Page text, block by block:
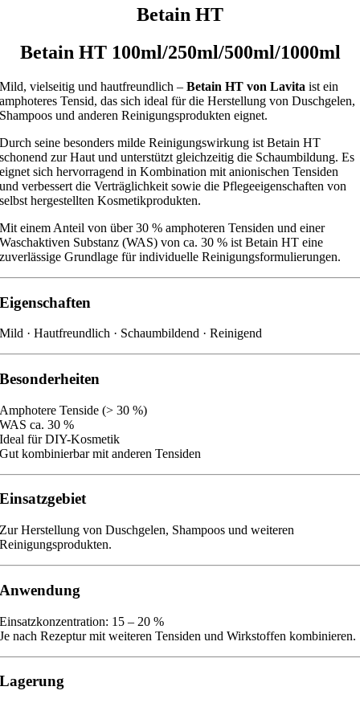
Betain HT
Betain HT 100ml/250ml/500ml/1000ml
Mild, vielseitig und hautfreundlich –Betain HT von Lavita ist ein
amphoteres Tensid, das sich ideal für die Herstellung von Duschgelen,
Shampoos und anderen Reinigungsprodukten eignet.
Durch seine besonders milde Reinigungswirkung ist Betain HT
schonend zur Haut und unterstützt gleichzeitig die Schaumbildung. Es
eignet sich hervorragend in Kombination mit anionischen Tensiden
und verbessert die Verträglichkeit sowie die Pflegeeigenschaften von
selbst hergestellten Kosmetikprodukten.
Mit einem Anteil von über 30 % amphoteren Tensiden und einer
Waschaktiven Substanz (WAS) von ca. 30 % ist Betain HT eine
zuverlässige Grundlage für individuelle Reinigungsformulierungen.
Eigenschaften
Mild · Hautfreundlich · Schaumbildend · Reinigend
Besonderheiten
Amphotere Tenside (> 30 %)
WAS ca. 30 %
Ideal für DIY-Kosmetik
Gut kombinierbar mit anderen Tensiden
Einsatzgebiet
Zur Herstellung von Duschgelen, Shampoos und weiteren
Reinigungsprodukten.
Anwendung
Einsatzkonzentration: 15 – 20 %
Je nach Rezeptur mit weiteren Tensiden und Wirkstoffen kombinieren.
Lagerung